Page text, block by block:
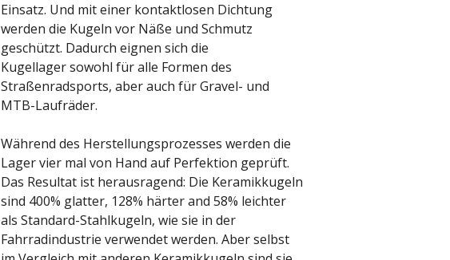
Einsatz. Und mit einer kontaktlosen Dichtung
werden die Kugeln vor Näße und Schmutz
geschützt. Dadurch eignen sich die
Kugellager sowohl für alle Formen des
Straßenradsports, aber auch für Gravel- und
MTB-Laufräder.
Während des Herstellungsprozesses werden die
Lager vier mal von Hand auf Perfektion geprüft.
Das Resultat ist herausragend: Die Keramikkugeln
sind 400% glatter, 128% härter and 58% leichter
als Standard-Stahlkugeln, wie sie in der
Fahrradindustrie verwendet werden. Aber selbst